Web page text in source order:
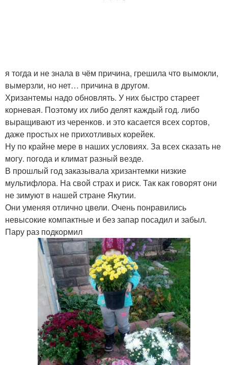
я тогда и не знала в чём причина, грешила что вымокли,
вымерзли, но нет… причина в другом.
Хризантемы надо обновлять. У них быстро стареет
корневая. Поэтому их либо делят каждый год. либо
выращивают из черенков. и это касается всех сортов,
даже простых не прихотливых корейек.
Ну по крайне мере в наших условиях. За всех сказать не
могу. погода и климат разный везде.
В прошлый год заказывала хризантемки низкие
мультифлора. На свой страх и риск. Так как говорят они
не зимуют в нашей стране Якутии.
Они уменяя отлично цвели. Очень понравились
невысокие компактные и без запар посадил и забыл.
Пару раз подкормил